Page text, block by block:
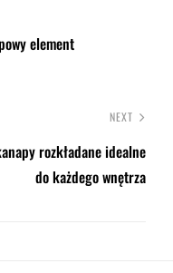
element
NEXT
rozkładane idealne
do każdego wnętrza